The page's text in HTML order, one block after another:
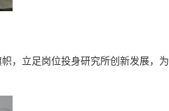
，立足岗位投身研究所创新发展，为